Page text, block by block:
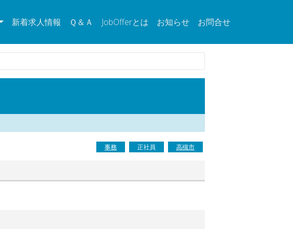
新着求人情報 Ｑ＆Ａ JobOfferとは お知らせ お問合せ
事務 正社員 高槻市